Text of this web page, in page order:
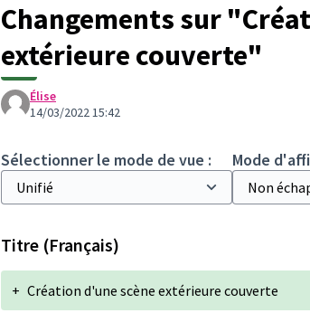
Changements sur
extérieure couverte"
Élise
14/03/2022 15:42
Sélectionner le mode de vue :
Mode
Titre (Français)
+ Création d'une scène extérieure couverte